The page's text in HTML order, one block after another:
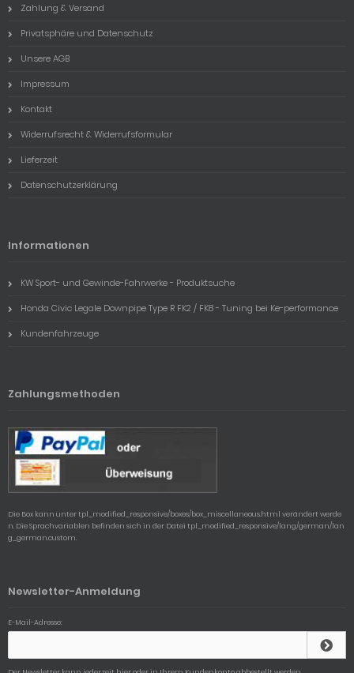
Zahlung & Versand
Privatsphäre und Datenschutz
Unsere AGB
Impressum
Kontakt
Widerrufsrecht & Widerrufsformular
Lieferzeit
Datenschutzerklärung
Informationen
KW Sport- und Gewinde-Fahrwerke - Produktsuche
Honda Civic Legale Downpipe Type R FK2 / FK8 - Tuning bei Ke-performance
Kundenfahrzeuge
Zahlungsmethoden
Die Box kann unter tpl_modified_responsive/boxes/box_miscellaneous.html verändert werde
n. Die Sprachvariablen befinden sich in der Datei tpl_modified_responsive/lang/german/lan
g_german.custom.
Newsletter-Anmeldung
E-Mail-Adresse: